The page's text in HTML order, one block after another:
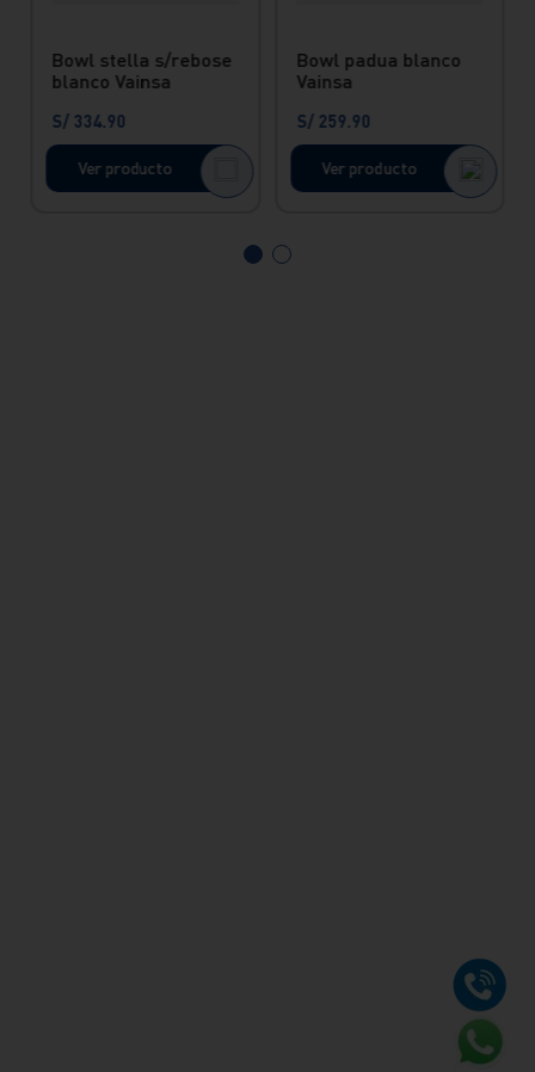
Bowl stella s/rebose
blanco Vainsa
S/ 334 90
Ver producto
Bowl padua blanco
Vainsa
S/ 259 90
Ver producto